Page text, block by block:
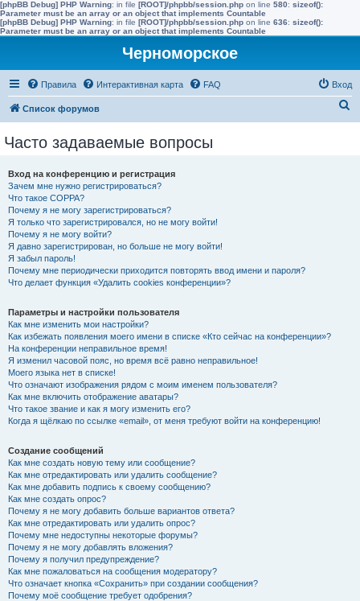
[phpBB Debug] PHP Warning: in file [ROOT]/phpbb/session.php on line 580: sizeof():
Parameter must be an array or an object that implements Countable
[phpBB Debug] PHP Warning: in file [ROOT]/phpbb/session.php on line 636: sizeof():
Parameter must be an array or an object that implements Countable
Черноморское
Правила Интерактивная карта FAQ Вход
Список форумов
Часто задаваемые вопросы
Вход на конференцию и регистрация
Зачем мне нужно регистрироваться?
Что такое COPPA?
Почему я не могу зарегистрироваться?
Я только что зарегистрировался, но не могу войти!
Почему я не могу войти?
Я давно зарегистрирован, но больше не могу войти!
Я забыл пароль!
Почему мне периодически приходится повторять ввод имени и пароля?
Что делает функция «Удалить cookies конференции»?
Параметры и настройки пользователя
Как мне изменить мои настройки?
Как избежать появления моего имени в списке «Кто сейчас на конференции»?
На конференции неправильное время!
Я изменил часовой пояс, но время всё равно неправильное!
Моего языка нет в списке!
Что означают изображения рядом с моим именем пользователя?
Как мне включить отображение аватары?
Что такое звание и как я могу изменить его?
Когда я щёлкаю по ссылке «email», от меня требуют войти на конференцию!
Создание сообщений
Как мне создать новую тему или сообщение?
Как мне отредактировать или удалить сообщение?
Как мне добавить подпись к своему сообщению?
Как мне создать опрос?
Почему я не могу добавить больше вариантов ответа?
Как мне отредактировать или удалить опрос?
Почему мне недоступны некоторые форумы?
Почему я не могу добавлять вложения?
Почему я получил предупреждение?
Как мне пожаловаться на сообщения модератору?
Что означает кнопка «Сохранить» при создании сообщения?
Почему моё сообщение требует одобрения?